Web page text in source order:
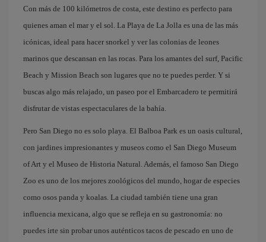
Con más de 100 kilómetros de costa, este destino es perfecto para
quienes aman el mar y el sol. La Playa de La Jolla es una de las más
icónicas, ideal para hacer snorkel y ver las colonias de leones
marinos que descansan en las rocas. Para los amantes del surf, Pacific
Beach y Mission Beach son lugares que no te puedes perder. Y si
buscas algo más relajado, un paseo por el Embarcadero te permitirá
disfrutar de vistas espectaculares de la bahía.
Pero San Diego no es solo playa. El Balboa Park es un oasis cultural,
con jardines impresionantes y museos como el San Diego Museum
of Art y el Museo de Historia Natural. Además, el famoso San Diego
Zoo es uno de los mejores zoológicos del mundo, hogar de especies
como osos panda y koalas. La ciudad también tiene una gran
influencia mexicana, algo que se refleja en su gastronomía: no
puedes irte sin probar unos auténticos tacos de pescado en uno de